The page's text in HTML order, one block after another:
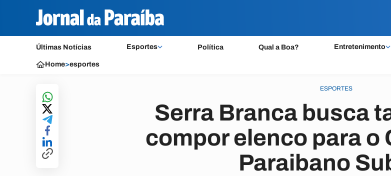
Últimas Notícias Esportes Política Qual a Boa? Entretenimento
Home>esportes
ESPORTES
Serra Branca busca
compor elenco para o
Paraibano